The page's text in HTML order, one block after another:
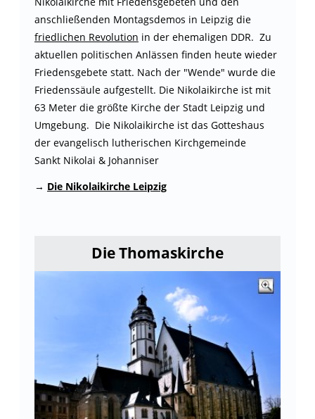
anschließenden Montagsdemos in Leipzig die
friedlichen Revolution in der ehemaligen DDR. Zu
aktuellen politischen Anlässen finden heute wieder
Friedensgebete statt. Nach der "Wende" wurde die
Friedenssäule aufgestellt. Die Nikolaikirche ist mit
63 Meter die größte Kirche der Stadt Leipzig und
Umgebung. Die Nikolaikirche ist das Gotteshaus
der evangelisch lutherischen Kirchgemeinde
Sankt Nikolai & Johanniser
→ Die Nikolaikirche Leipzig
Die Thomaskirche